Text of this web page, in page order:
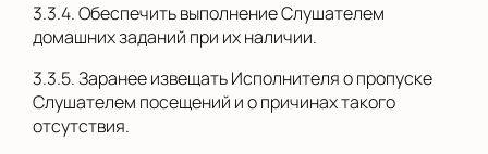
3.3.4. Обеспечить выполнение Слушателем
домашних заданий при их наличии.
3.3.5. Заранее извещать Исполнителя о пропуске
Слушателем посещений и о причинах такого
отсутствия.